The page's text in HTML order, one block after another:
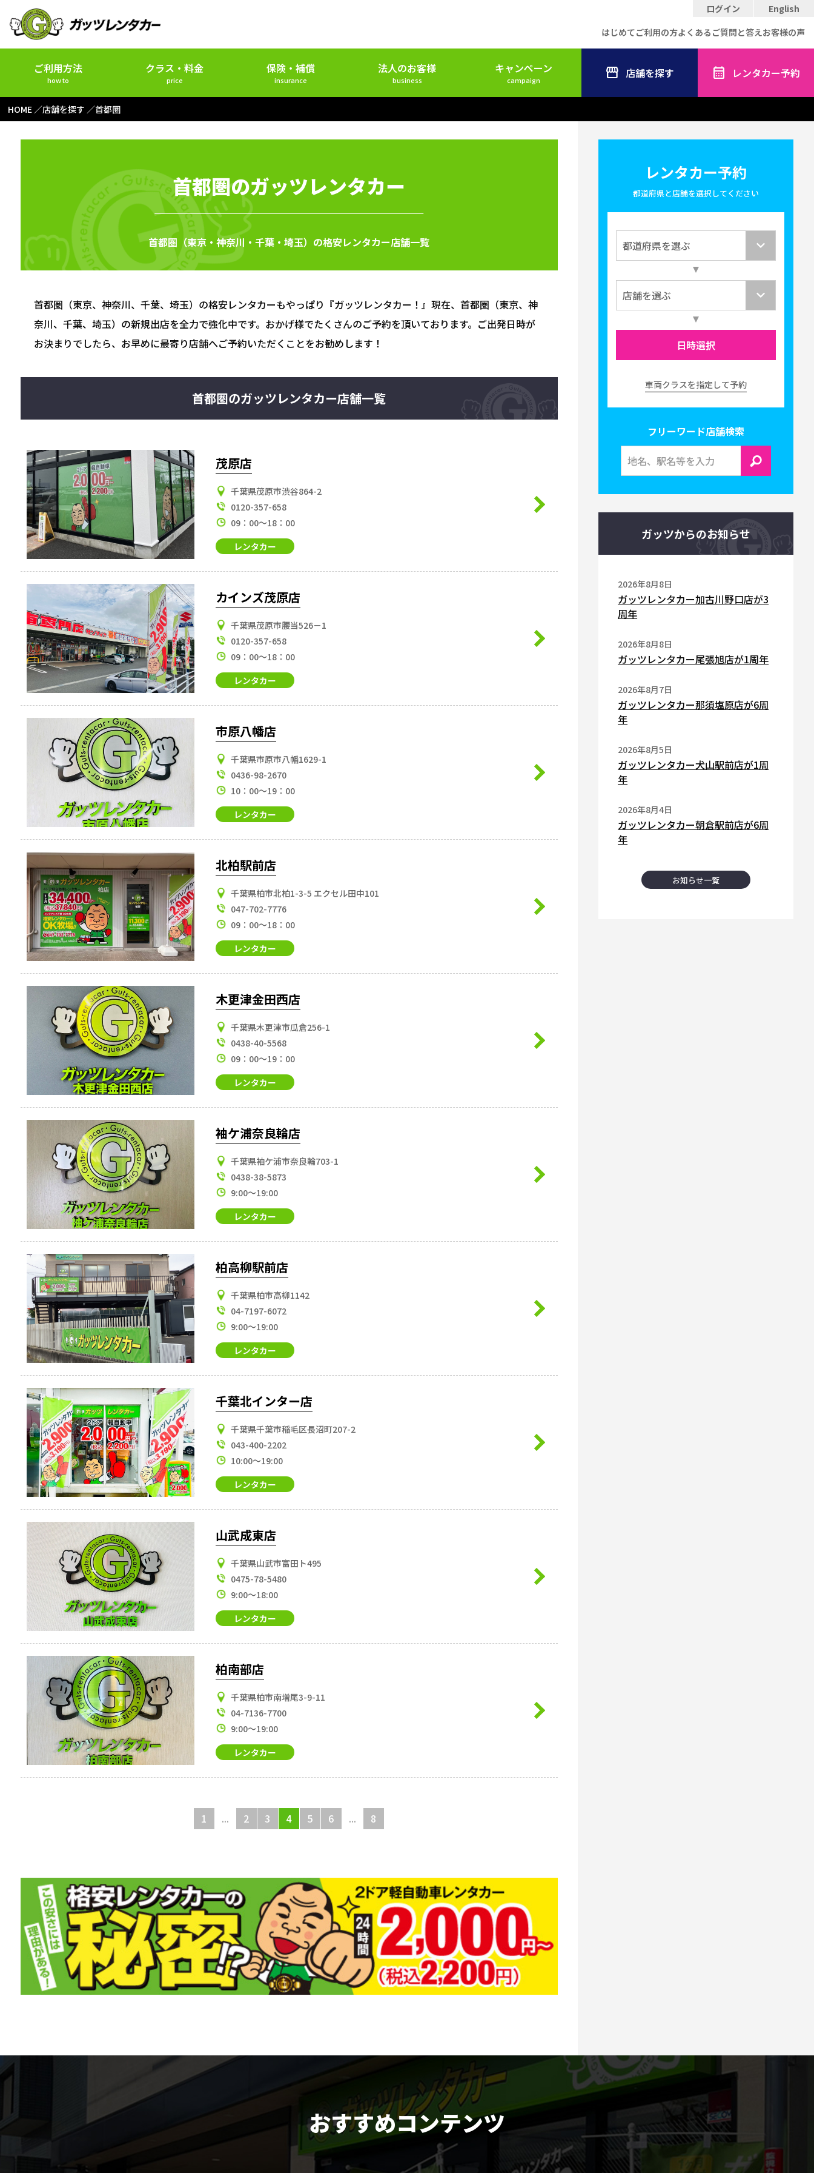
ログイン
English
はじめてご利用の方よくあるご質問と答えお客様の声
ご利用方法
how to
クラス・料金
price
保険・補償
insurance
法人のお客様
business
キャンペーン
campaign 店舗を探す レンタカー予約
HOME 店舗を探す 首都圏
首都圏のガッツレンタカー
首都圏（東京・神奈川・千葉・埼玉）の格安レンタカー店舗一覧
首都圏（東京、神奈川、千葉、埼玉）の格安レンタカーもやっぱり『ガッツレンタカー！』現在、首都圏（東京、神
奈川、千葉、埼玉）の新規出店を全力で強化中です。おかげ様でたくさんのご予約を頂いております。ご出発日時が
お決まりでしたら、お早めに最寄り店舗へご予約いただくことをお勧めします！
首都圏のガッツレンタカー店舗一覧
茂原店
千葉県茂原市渋谷864-2
0120-357-658
09：00～18：00
レンタカー
カインズ茂原店
千葉県茂原市腰当526－1
0120-357-658
09：00～18：00
レンタカー
市原八幡店
千葉県市原市八幡1629-1
0436-98-2670
10：00～19：00
レンタカー
北柏駅前店
千葉県柏市北柏1-3-5 エクセル田中101
047-702-7776
09：00～18：00
レンタカー
木更津金田西店
千葉県木更津市瓜倉256-1
0438-40-5568
09：00～19：00
レンタカー
袖ケ浦奈良輪店
千葉県袖ケ浦市奈良輪703-1
0438-38-5873
9:00～19:00
レンタカー
柏高柳駅前店
千葉県柏市高柳1142
04-7197-6072
9:00～19:00
レンタカー
千葉北インター店
千葉県千葉市稲毛区長沼町207-2
043-400-2202
10:00～19:00
レンタカー
山武成東店
千葉県山武市富田ト495
0475-78-5480
9:00～18:00
レンタカー
柏南部店
千葉県柏市南増尾3-9-11
04-7136-7700
9:00～19:00
レンタカー
1 ... 2 3 4 5 6 ... 8
レンタカー予約
都道府県と店舗を選択してください
日時選択
車両クラスを指定して予約
フリーワード店舗検索
ガッツからのお知らせ
2026年8月8日
ガッツレンタカー加古川野口店が3
周年
2026年8月8日
ガッツレンタカー尾張旭店が1周年
2026年8月7日
ガッツレンタカー那須塩原店が6周
年
2026年8月5日
ガッツレンタカー犬山駅前店が1周
年
2026年8月4日
ガッツレンタカー朝倉駅前店が6周
年
お知らせ一覧
おすすめコンテンツ